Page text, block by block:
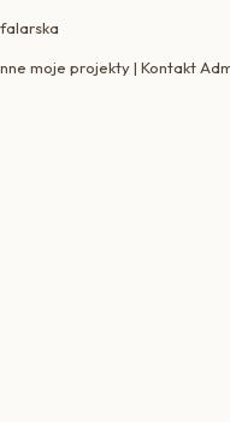
moje projekty| Kontakt